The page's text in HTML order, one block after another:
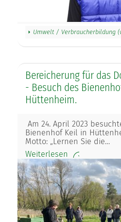
Umwelt / Verbraucherbildung
Bereicherung für das
- Besuch des
Hüttenheim.
Am 24. April 2023
Bienenhof Keil in
Motto: „Lernen Sie die…
Weiterlesen